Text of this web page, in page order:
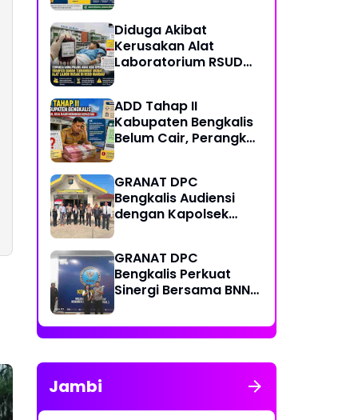
Sorotan Publik.
Diduga Akibat
Kerusakan Alat
Laboratorium RSUD
Pulang Anak Usai
Operasi di RS
Thursina, Meski
Transfusi Darah
ADD Tahap II
Kabupaten Bengkalis
Belum Cair, Perangkat
GRANAT DPC
Bengkalis Audiensi
dengan Kapolsek
Perang Melawan
Narkotika
GRANAT DPC
Bengkalis Perkuat
Sinergi Bersama BNN
Pencegahan
Narkotika
Jambi